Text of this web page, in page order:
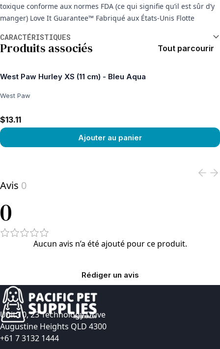
toxique conforme aux normes FDA (ce qui signifie qu’il est sûr d’y
manger) Love It Guarantee™ Fabriqué aux États-Unis Flotte
CARACTÉRISTIQUES
Produits associés Tout parcourir
West Paw Hurley XS (11 cm) - Bleu Aqua
West Paw
$13.11
Ajouter au panier
Avis 0
0
Aucun avis n’a été ajouté pour ce produit.
Rédiger un avis
Unit 10, 23 Technology Drive
Augustine Heights QLD 4300
+61 7 3132 1444